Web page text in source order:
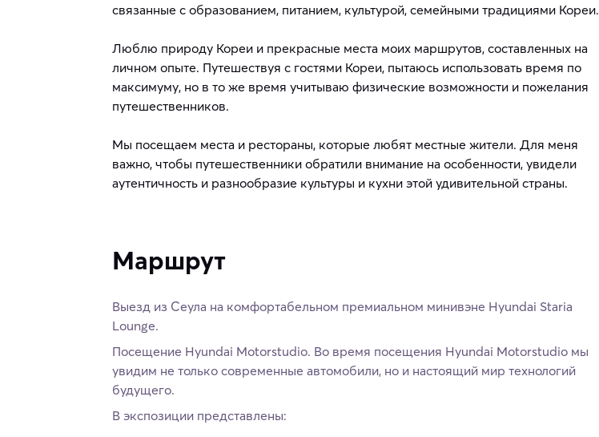
связанные с образованием, питанием, культурой, семейными традициями Кореи.
Люблю природу Кореи и прекрасные места моих маршрутов, составленных на
личном опыте. Путешествуя с гостями Кореи, пытаюсь использовать время по
максимуму, но в то же время учитываю физические возможности и пожелания
путешественников.
Мы посещаем места и рестораны, которые любят местные жители. Для меня
важно, чтобы путешественники обратили внимание на особенности, увидели
аутентичность и разнообразие культуры и кухни этой удивительной страны.
Маршрут
Выезд из Сеула на комфортабельном премиальном минивэне Hyundai Staria
Lounge.
Посещение Hyundai Motorstudio. Во время посещения Hyundai Motorstudio мы
увидим не только современные автомобили, но и настоящий мир технологий
будущего.
В экспозиции представлены: